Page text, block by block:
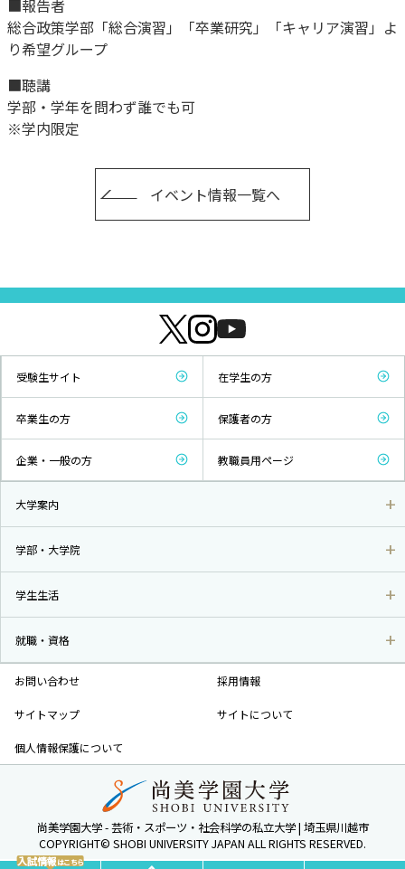
入試情報はこちら
■報告者
総合政策学部「総合演習」「卒業研究」「キャリア演習」よ
り希望グループ
■聴講
学部・学年を問わず誰でも可
※学内限定
イベント情報一覧へ
受験生サイト 在学生の方
卒業生の方 保護者の方
企業・一般の方 教職員用ページ
大学案内
学部・大学院
学生生活
就職・資格
お問い合わせ 採用情報
サイトマップ サイトについて
個人情報保護について
尚美学園大学 - 芸術・スポーツ・社会科学の私立大学 | 埼玉県川越市
COPYRIGHT© SHOBI UNIVERSITY JAPAN ALL RIGHTS RESERVED.